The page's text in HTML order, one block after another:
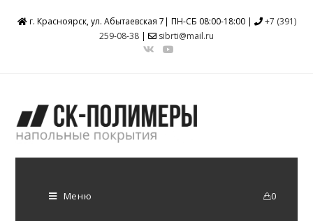
г. Красноярск, ул. Абытаевская 7| ПН-СБ 08:00-18:00 |
+7 (391)
259-08-38 | sibrti@mail.ru
0
Меню